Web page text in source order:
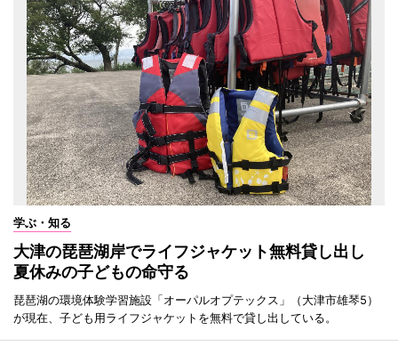
学ぶ・知る
大津の琵琶湖岸でライフジャケット無料貸し出し
夏休みの子どもの命守る
琵琶湖の環境体験学習施設「オーパルオプテックス」（大津市雄琴5）
が現在、子ども用ライフジャケットを無料で貸し出している。